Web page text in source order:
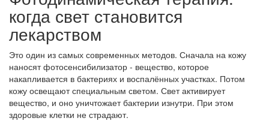
когда свет становится
лекарством
Это один из самых современных методов. Сначала на кожу
наносят фотосенсибилизатор - вещество, которое
накапливается в бактериях и воспалённых участках. Потом
кожу освещают специальным светом. Свет активирует
вещество, и оно уничтожает бактерии изнутри. При этом
здоровые клетки не страдают.